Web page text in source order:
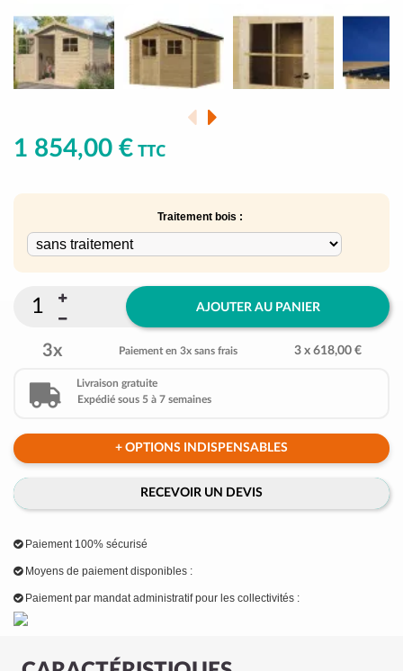
1 854,00 € TTC
Traitement bois :
AJOUTER AU PANIER
3x Paiement en 3x sans frais 3 x 618,00 €
Livraison gratuite
Expédié sous 5 à 7 semaines
+ OPTIONS INDISPENSABLES
RECEVOIR UN DEVIS
Paiement 100% sécurisé
Moyens de paiement disponibles :
Paiement par mandat administratif pour les collectivités :